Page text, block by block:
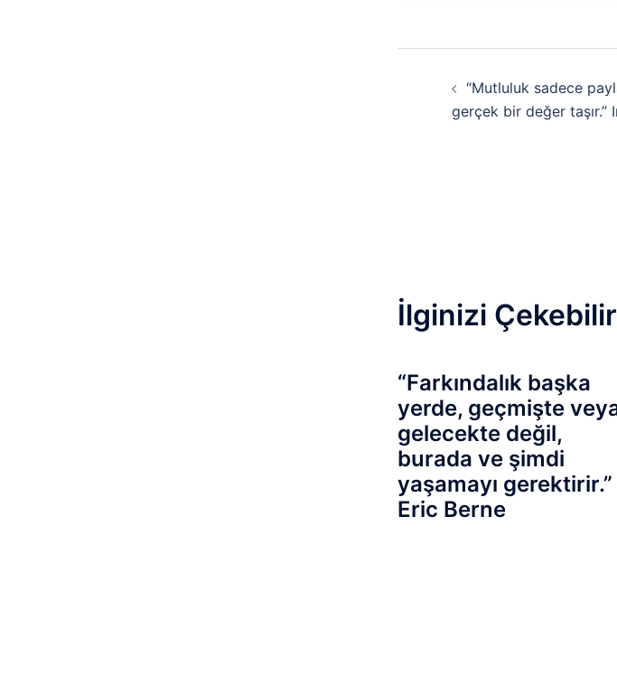
dolaşımı
“Mutluluk sadece
gerçek bir değer taşır.”
İlginizi Çekebilir
“Farkındalık başka
yerde, geçmişte
gelecekte değil,
burada ve şimdi
yaşamayı gerektirir.”
Eric Berne